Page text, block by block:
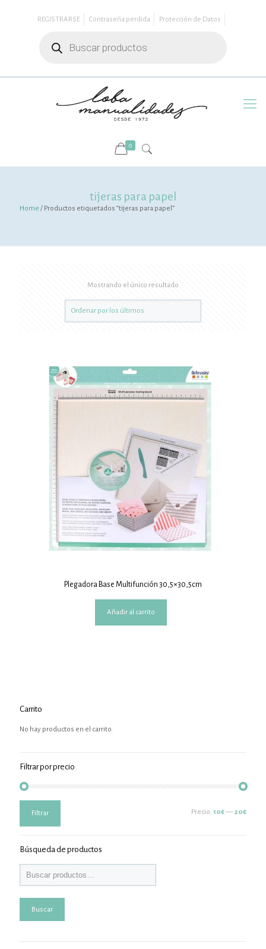
REGISTRARSE Contraseña perdida
Protección de Datos
productos
0
tijeras para papel
Home / Productos etiquetados “tijeras para papel”
Mostrando el único resultado
Plegadora Base Multifunción 30,5×30,5cm
Añadir al carrito
Carrito
No hay productos en el carrito.
Filtrar por precio
mínimo
máximo
Filtrar Precio: 10€— 20€
Búsqueda de productos
Buscar